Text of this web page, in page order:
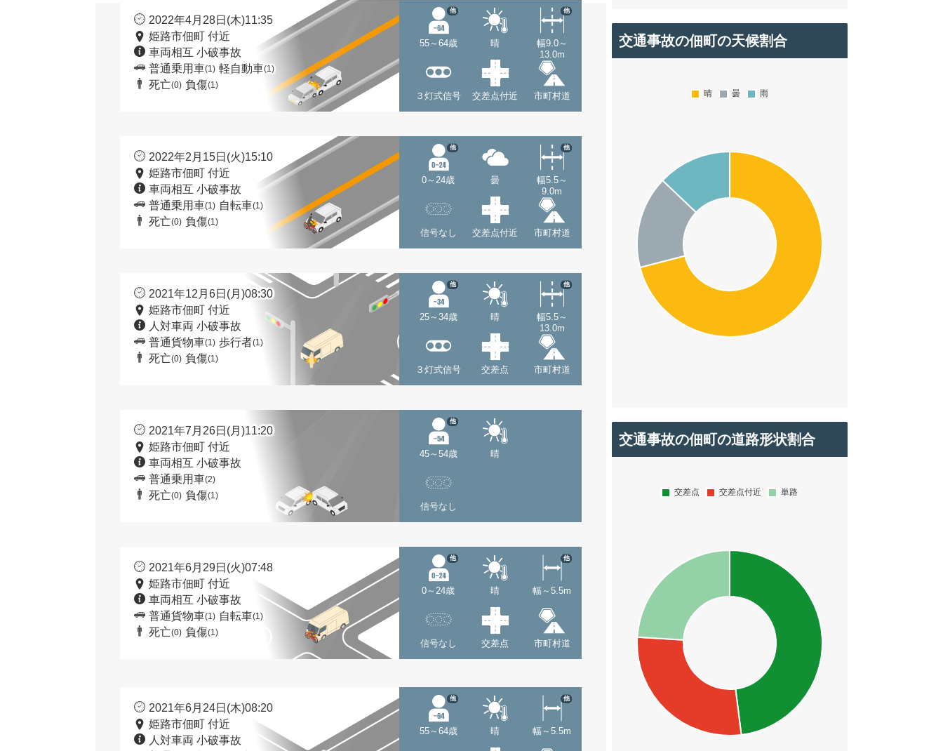
2022年4月28日(木)11:35
姫路市佃町 付近
車両相互 小破事故
普通乗用車(1) 軽自動車(1)
死亡(0) 負傷(1)
55～64歳
他
晴
幅9.0～
13.0m
他
３灯式信号 交差点付近 市町村道
2022年2月15日(火)15:10
姫路市佃町 付近
車両相互 小破事故
普通乗用車(1) 自転車(1)
死亡(0) 負傷(1)
0～24歳
他
曇
幅5.5～
9.0m
他
信号なし 交差点付近 市町村道
2021年12月6日(月)08:30
姫路市佃町 付近
人対車両 小破事故
普通貨物車(1) 歩行者(1)
死亡(0) 負傷(1)
25～34歳
他
晴
幅5.5～
13.0m
他
３灯式信号 交差点 市町村道
2021年7月26日(月)11:20
姫路市佃町 付近
車両相互 小破事故
普通乗用車(2)
死亡(0) 負傷(1)
45～54歳
他
晴
信号なし
2021年6月29日(火)07:48
姫路市佃町 付近
車両相互 小破事故
普通貨物車(1) 自転車(1)
死亡(0) 負傷(1)
0～24歳
他
晴 幅～5.5m
他
信号なし 交差点 市町村道
2021年6月24日(木)08:20
姫路市佃町 付近
人対車両 小破事故
55～64歳
他
晴 幅～5.5m
他
交通事故の佃町の天候割合
交通事故の佃町の道路形状割合